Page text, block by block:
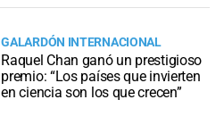
GALARDÓN INTERNACIONAL
Raquel Chan ganó un prestigioso
premio: “Los países que invierten
en ciencia son los que crecen”